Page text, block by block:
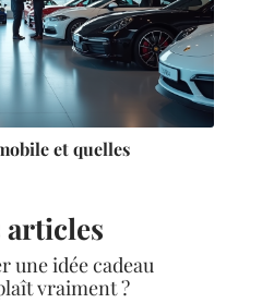
et quelles
articles
une idée cadeau
vraiment ?